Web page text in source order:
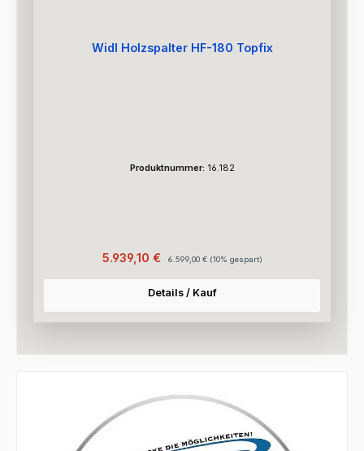
Widl Holzspalter HF-180 Topfix
Produktnummer: 16.182
Verkaufspreis:
5.939,10 € Regulärer Preis:
6.599,00 € (10% gespart)
Details / Kauf